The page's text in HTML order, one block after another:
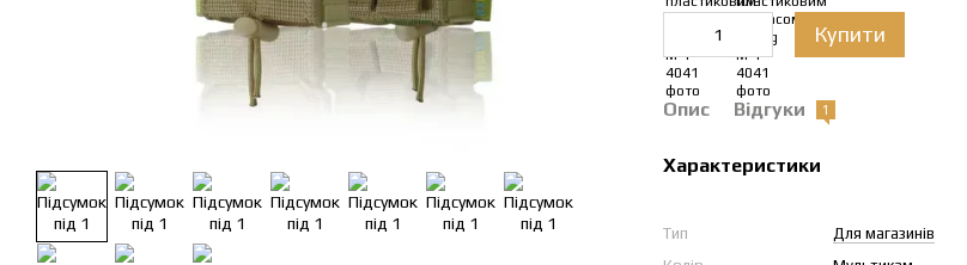
Купити
Опис Відгуки 1
Характеристики
Тип
Для магазинів